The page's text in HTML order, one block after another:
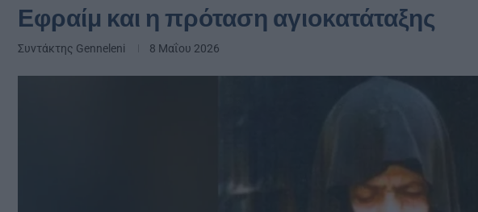
Εφραίμ και η πρόταση αγιοκατάταξης
Συντάκτης Genneleni 8 Μαΐου 2026